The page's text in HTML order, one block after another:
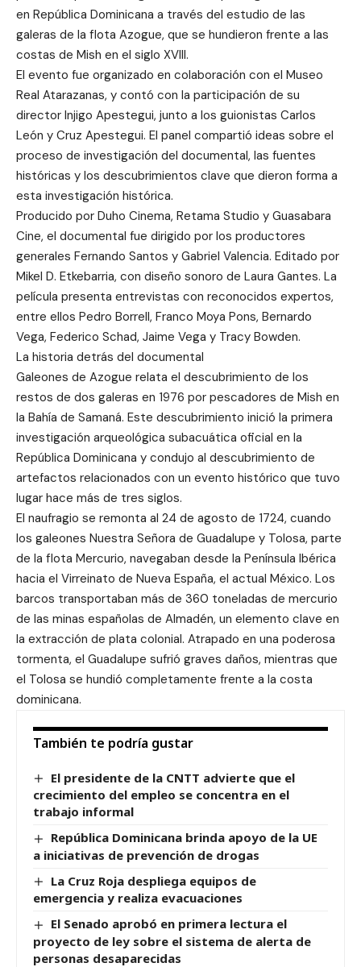
en República Dominicana a través del estudio de las
galeras de la flota Azogue, que se hundieron frente a las
costas de Mish en el siglo XVIII.
El evento fue organizado en colaboración con el Museo
Real Atarazanas, y contó con la participación de su
director Injigo Apestegui, junto a los guionistas Carlos
León y Cruz Apestegui. El panel compartió ideas sobre el
proceso de investigación del documental, las fuentes
históricas y los descubrimientos clave que dieron forma a
esta investigación histórica.
Producido por Duho Cinema, Retama Studio y Guasabara
Cine, el documental fue dirigido por los productores
generales Fernando Santos y Gabriel Valencia. Editado por
Mikel D. Etkebarria, con diseño sonoro de Laura Gantes. La
película presenta entrevistas con reconocidos expertos,
entre ellos Pedro Borrell, Franco Moya Pons, Bernardo
Vega, Federico Schad, Jaime Vega y Tracy Bowden.
La historia detrás del documental
Galeones de Azogue relata el descubrimiento de los
restos de dos galeras en 1976 por pescadores de Mish en
la Bahía de Samaná. Este descubrimiento inició la primera
investigación arqueológica subacuática oficial en la
República Dominicana y condujo al descubrimiento de
artefactos relacionados con un evento histórico que tuvo
lugar hace más de tres siglos.
El naufragio se remonta al 24 de agosto de 1724, cuando
los galeones Nuestra Señora de Guadalupe y Tolosa, parte
de la flota Mercurio, navegaban desde la Península Ibérica
hacia el Virreinato de Nueva España, el actual México. Los
barcos transportaban más de 360 ​​toneladas de mercurio
de las minas españolas de Almadén, un elemento clave en
la extracción de plata colonial. Atrapado en una poderosa
tormenta, el Guadalupe sufrió graves daños, mientras que
el Tolosa se hundió completamente frente a la costa
dominicana.
También te podría gustar
El presidente de la CNTT advierte que el
crecimiento del empleo se concentra en el
trabajo informal
República Dominicana brinda apoyo de la UE
a iniciativas de prevención de drogas
La Cruz Roja despliega equipos de
emergencia y realiza evacuaciones
El Senado aprobó en primera lectura el
proyecto de ley sobre el sistema de alerta de
personas desaparecidas